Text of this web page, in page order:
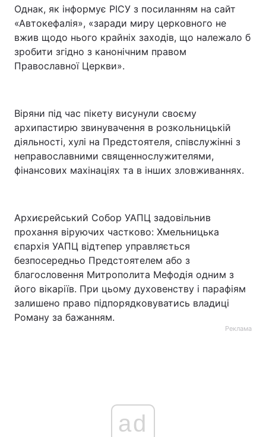
Однак, як інформує РІСУ з посиланням на сайт
«Автокефалія», «заради миру церковного не
вжив щодо нього крайніх заходів, що належало б
зробити згідно з канонічним правом
Православної Церкви».
Віряни під час пікету висунули своєму
архипастирю звинувачення в розкольницькій
діяльності, хулі на Предстоятеля, співслужінні з
неправославними священнослужителями,
фінансових махінаціях та в інших зловживаннях.
Архиєрейський Собор УАПЦ задовільнив
прохання віруючих частково: Хмельницька
єпархія УАПЦ відтепер управляється
безпосередньо Предстоятелем або з
благословення Митрополита Мефодія одним з
його вікаріїв. При цьому духовенству і парафіям
залишено право підпорядковуватись владиці
Роману за бажанням.
Реклама
ad